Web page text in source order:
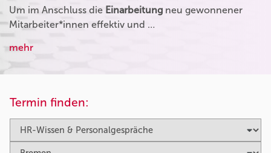
Um im Anschluss die Einarbeitung neu gewonnener
Mitarbeiter*innen effektiv und …
mehr
Termin finden: